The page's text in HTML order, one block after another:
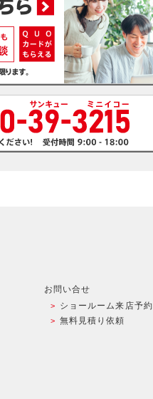
お問い合せ
ショールーム来店予約
無料見積り依頼